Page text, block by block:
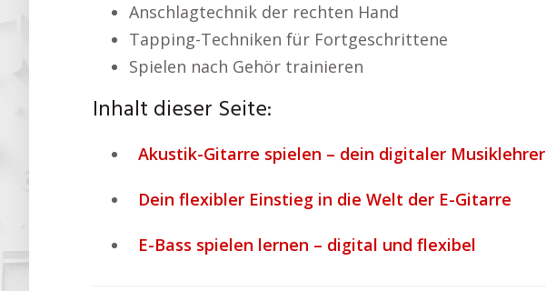
Anschlagtechnik der rechten Hand
Tapping-Techniken für Fortgeschrittene
Spielen nach Gehör trainieren
Inhalt dieser Seite:
Akustik-Gitarre spielen – dein digitaler Musiklehrer
Dein flexibler Einstieg in die Welt der E-Gitarre
E-Bass spielen lernen – digital und flexibel